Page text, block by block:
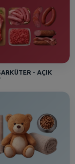
- AÇIK